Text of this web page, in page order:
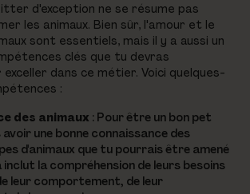
d'exception ne se résume pas
les animaux. Bien sûr, l'amour et le
sont essentiels, mais il y a aussi un
clés que tu devras
dans ce métier. Voici quelques-
:
des animaux : Pour être un bon pet
une bonne connaissance des
d'animaux que tu pourrais être amené
inclut la compréhension de leurs besoins
leur comportement, de leur